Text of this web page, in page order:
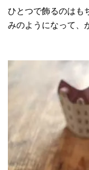
ひとつで飾るのはも
みのようになって、